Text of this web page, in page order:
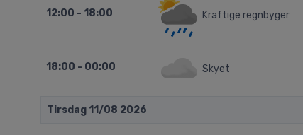
12:00 - 18:00 Kraftige regnbyger
18:00 - 00:00 Skyet
Tirsdag 11/08 2026